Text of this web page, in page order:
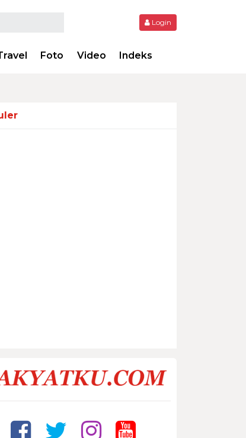
Login
Foto Video Indeks